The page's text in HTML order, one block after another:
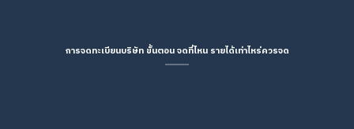
การจดทะเบียนบริษัท ขั้นตอน จดที่ไหน รายได้เท่าไหร่ควรจด